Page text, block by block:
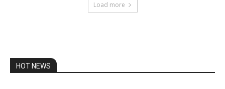
Load more
HOT NEWS